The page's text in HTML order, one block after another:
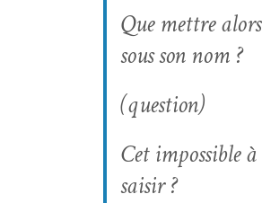
Que met­tre alors
sous son nom ?
(ques­tion)
Cet impos­si­ble à
saisir ?